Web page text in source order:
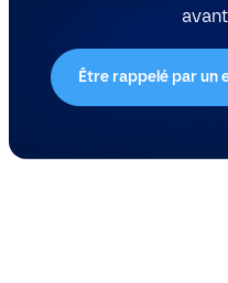
Être rappelé par un